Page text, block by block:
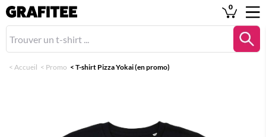
0
< Accueil < Promo < T-shirt Pizza Yokai (en promo)